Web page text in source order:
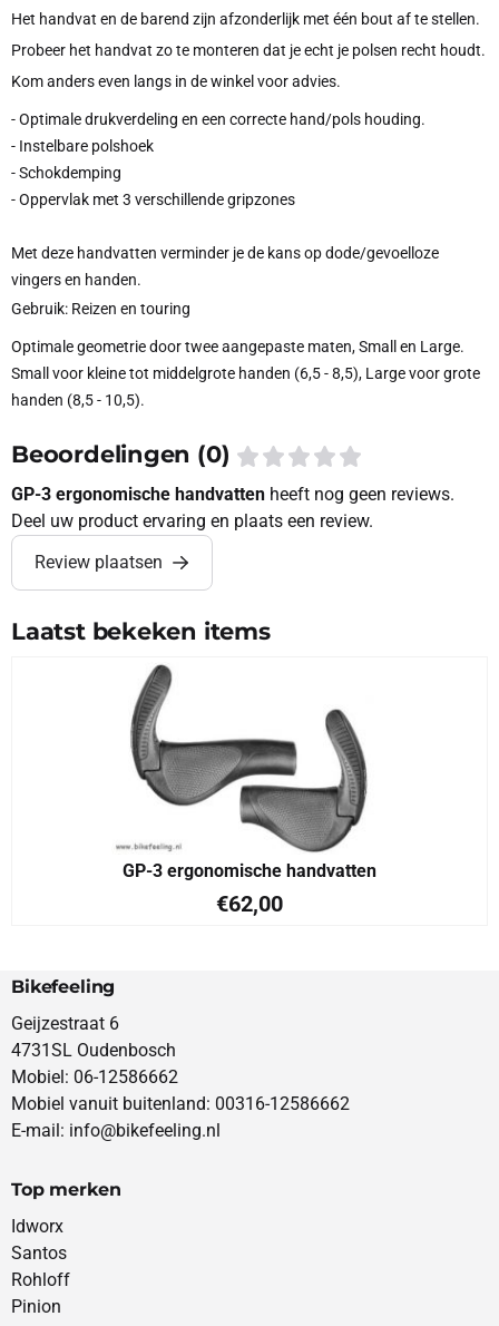
Het handvat en de barend zijn afzonderlijk met één bout af te stellen.
Probeer het handvat zo te monteren dat je echt je polsen recht houdt.
Kom anders even langs in de winkel voor advies.
- Optimale drukverdeling en een correcte hand/pols houding.
- Instelbare polshoek
- Schokdemping
- Oppervlak met 3 verschillende gripzones
Met deze handvatten verminder je de kans op dode/gevoelloze
vingers en handen.
Gebruik: Reizen en touring
Optimale geometrie door twee aangepaste maten, Small en Large.
Small voor kleine tot middelgrote handen (6,5 - 8,5), Large voor grote
handen (8,5 - 10,5).
Beoordelingen (0)
GP-3 ergonomische handvatten heeft nog geen reviews.
Deel uw product ervaring en plaats een review.
Review plaatsen
Laatst bekeken items
GP-3 ergonomische handvatten
€62,00
Bikefeeling
Geijzestraat 6
4731SL Oudenbosch
Mobiel: 06-12586662
Mobiel vanuit buitenland: 00316-12586662
E-mail: info@bikefeeling.nl
Top merken
Idworx
Santos
Rohloff
Pinion